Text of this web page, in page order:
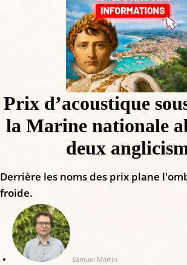
Prix d’acoustique
la Marine nationale
deux
Derrière les noms des prix plane
froide.
Samuel Martin